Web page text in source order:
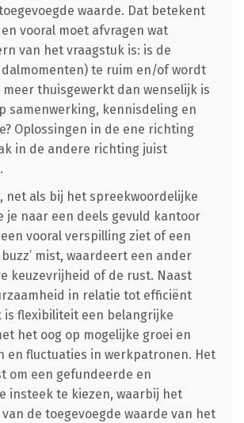
waarde. Dat betekent
vooral moet afvragen wat
van het vraagstuk is: is de
te ruim en/of wordt
thuisgewerkt dan wenselijk is
samenwerking, kennisdeling en
Oplossingen in de ene richting
in de andere richting juist
net als bij het spreekwoordelijke
je naar een deels gevuld kantoor
vooral verspilling ziet of een
mist, waardeert een ander
keuzevrijheid of de rust. Naast
in relatie tot efficiënt
is flexibiliteit een belangrijke
het oog op mogelijke groei en
en fluctuaties in werkpatronen. Het
om een gefundeerde en
insteek te kiezen, waarbij het
de toegevoegde waarde van het